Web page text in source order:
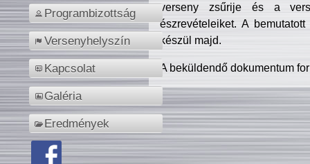
Programbizottság
Versenyhelyszín
Kapcsolat
Galéria
Eredmények
verseny zsűrije és a
észrevételeiket. A
készül majd.
A beküldendő dokumentum